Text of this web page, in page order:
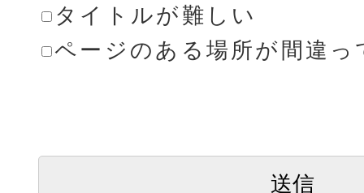
タイトルが難しい
ページのある場所が間違っ